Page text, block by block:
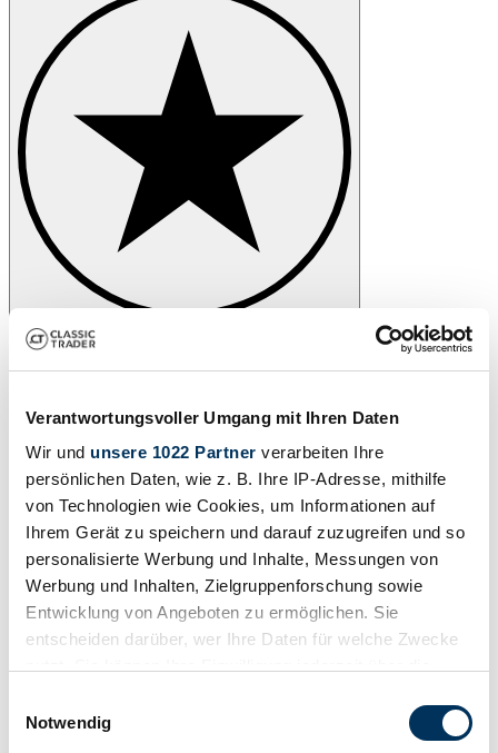
Verantwortungsvoller Umgang mit Ihren Daten
Wir und unsere 1022 Partner verarbeiten Ihre
persönlichen Daten, wie z. B. Ihre IP-Adresse, mithilfe
von Technologien wie Cookies, um Informationen auf
Ihrem Gerät zu speichern und darauf zuzugreifen und so
personalisierte Werbung und Inhalte, Messungen von
Werbung und Inhalten, Zielgruppenforschung sowie
Entwicklung von Angeboten zu ermöglichen. Sie
entscheiden darüber, wer Ihre Daten für welche Zwecke
Trigger Symbol ändern oder widerrufen
Notwendig